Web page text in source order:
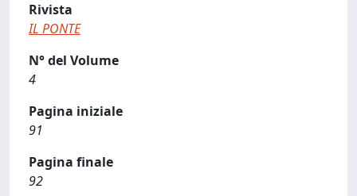
Rivista
IL PONTE
N° del Volume
4
Pagina iniziale
91
Pagina finale
92